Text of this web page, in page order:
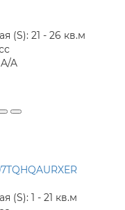
(S): 21 - 26 кв.м
A/A
(S): 1 - 21 кв.м